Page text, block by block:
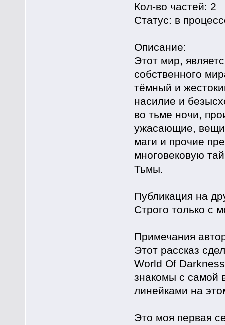
Кол-во частей: 2
Статус: в
Описание:
Этот мир,
собственного
тёмный и
насилие и
во тьме ночи,
ужасающие,
маги и прочие
многовековую
Тьмы.
Публикация на
Строго только с
Примечания
Этот рассказ
World Of
знакомы с самой
линейками на
Это моя первая